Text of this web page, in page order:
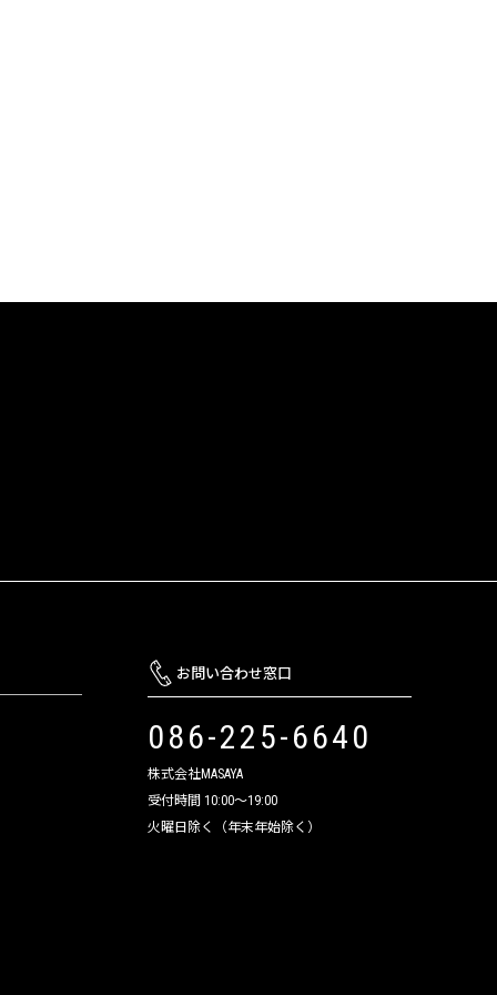
お問い合わせ窓口
086-225-6640
株式会社MASAYA
受付時間 10:00～19:00
火曜日除く（年末年始除く）